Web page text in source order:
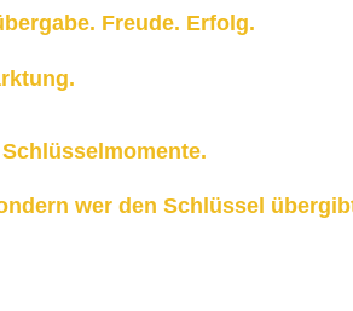
Freude. Erfolg.
wer den Schlüssel